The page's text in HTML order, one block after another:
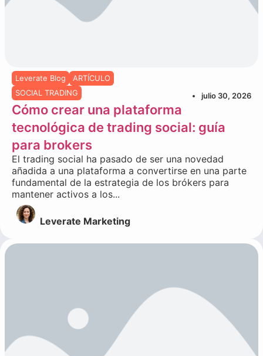
Leverate Blog
ARTÍCULO
SOCIAL TRADING
julio 30, 2026
Cómo crear una plataforma
tecnológica de trading social: guía
para brokers
El trading social ha pasado de ser una novedad
añadida a una plataforma a convertirse en una parte
fundamental de la estrategia de los brókers para
mantener activos a los...
Leverate Marketing